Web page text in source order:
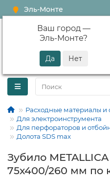
Эль-Монте
Ваш город —
Эль-Монте?
Расходные материалы и
Для электроинструмента
Для перфораторов и
Долота SDS max
Зубило
75х400/260 мм по